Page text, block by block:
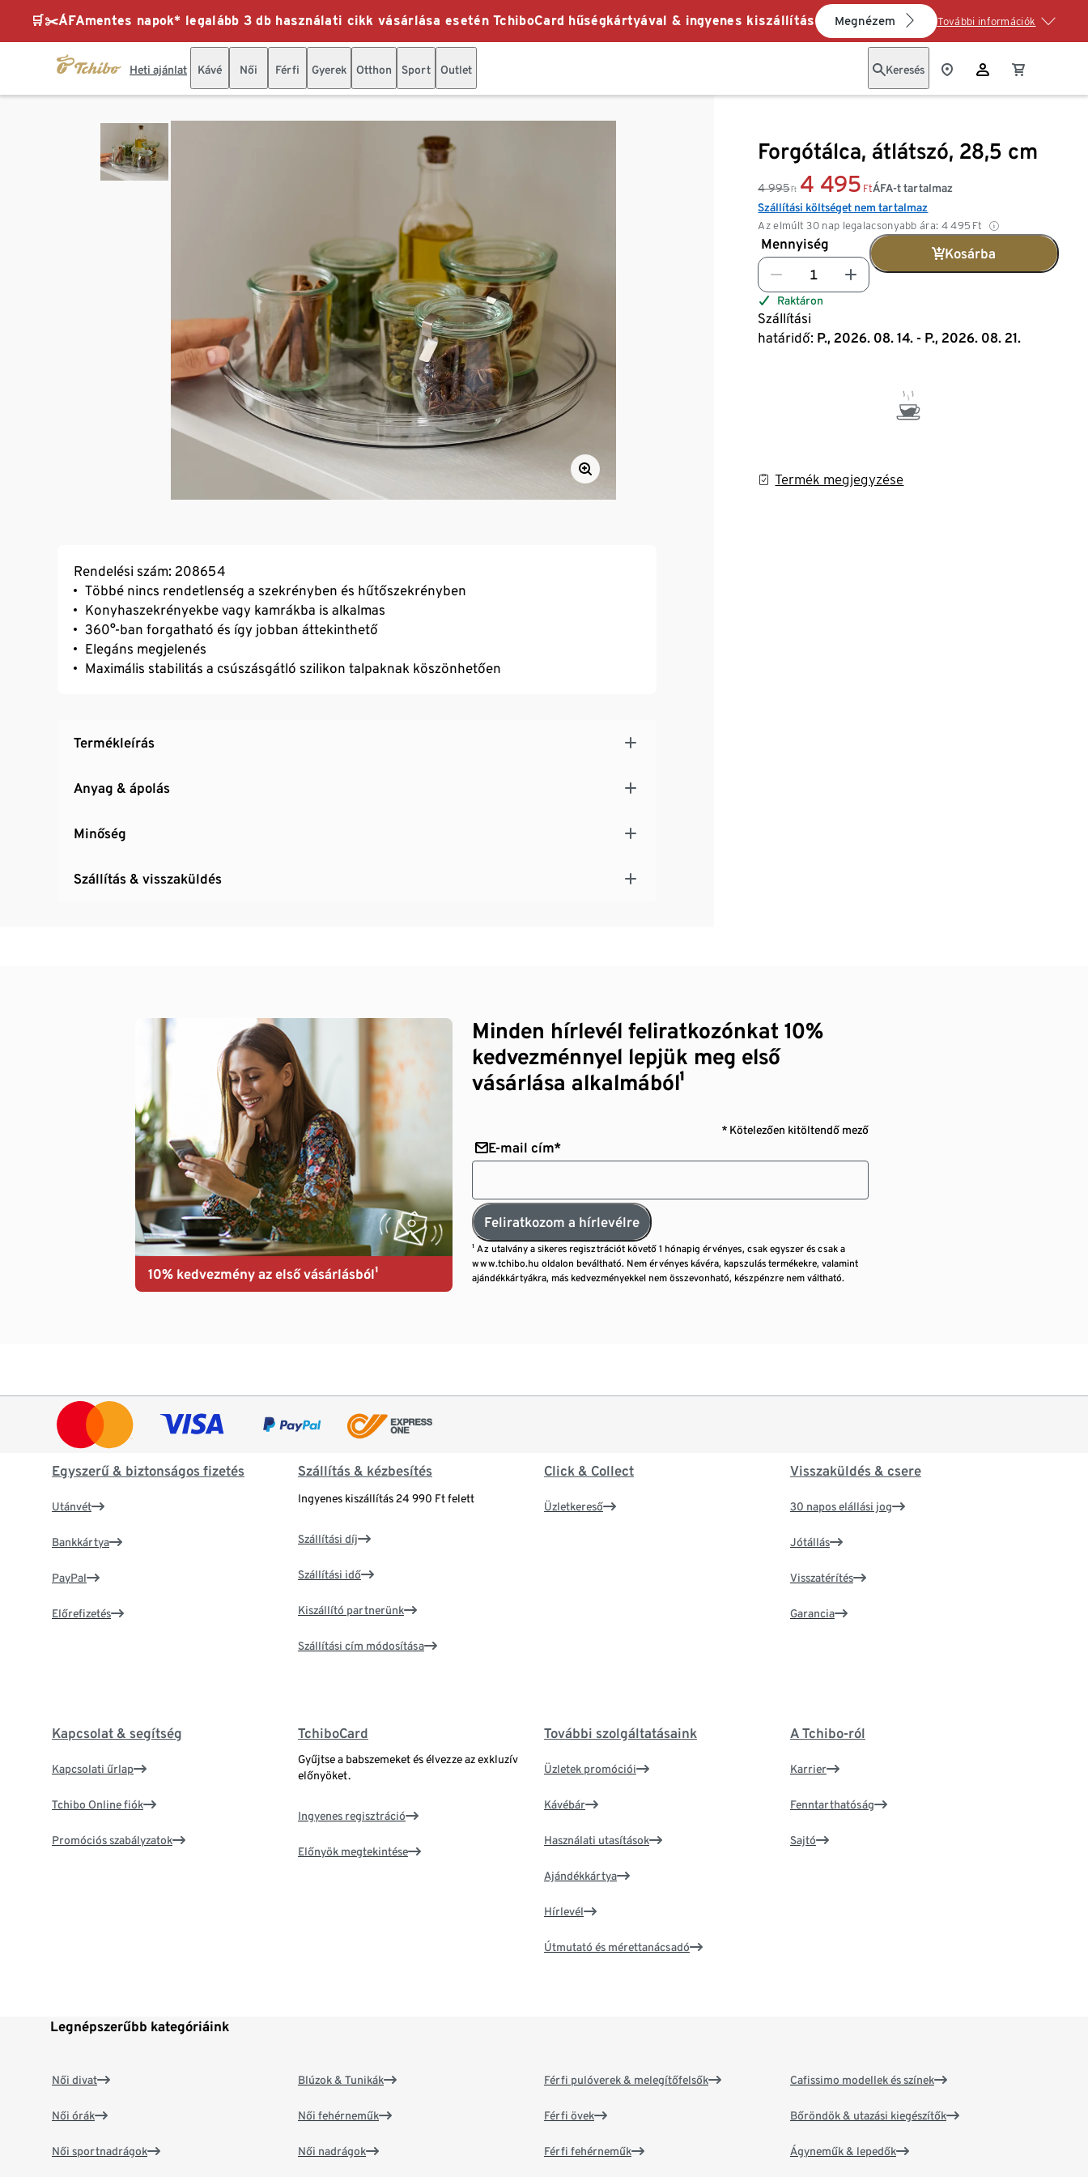
🛒✂️ÁFAmentes napok* legalább 3 db használati cikk vásárlása esetén TchiboCard hűségkártyával & ingyenes kiszállítás Megnézem További információk
Heti ajánlat Kávé Női Férfi Gyerek Otthon Sport Outlet Keresés
Forgótálca, átlátszó, 28,5 cm
4 995 Ft 4 495 Ft
Az elmúlt 30 nap legalacsonyabb ára: 4 495 Ft
ÁFA-t tartalmaz
Szállítási költséget nem tartalmaz
Mennyiség
Kosárba
Raktáron
Szállítási
határidő: P., 2026. 08. 14. - P., 2026. 08. 21.
Termék megjegyzése
Rendelési szám: 208654
Többé nincs rendetlenség a szekrényben és hűtőszekrényben
Konyhaszekrényekbe vagy kamrákba is alkalmas
360°-ban forgatható és így jobban áttekinthető
Elegáns megjelenés
Maximális stabilitás a csúszásgátló szilikon talpaknak köszönhetően
Termékleírás
Anyag & ápolás
Minőség
Szállítás & visszaküldés
10% kedvezmény az első vásárlásból¹
Minden hírlevél feliratkozónkat 10%
kedvezménnyel lepjük meg első
vásárlása alkalmából¹
* Kötelezően kitöltendő mező
E-mail cím*
Feliratkozom a hírlevélre
¹ Az utalvány a sikeres regisztrációt követő 1 hónapig érvényes, csak egyszer és csak a
www.tchibo.hu oldalon beváltható. Nem érvényes kávéra, kapszulás termékekre, valamint
ajándékkártyákra, más kedvezményekkel nem összevonható, készpénzre nem váltható.
Egyszerű & biztonságos fizetés
Utánvét
Bankkártya
PayPal
Előrefizetés
Szállítás & kézbesítés
Ingyenes kiszállítás 24 990 Ft felett
Szállítási díj
Szállítási idő
Kiszállító partnerünk
Szállítási cím módosítása
Click & Collect
Üzletkereső
Visszaküldés & csere
30 napos elállási jog
Jótállás
Visszatérítés
Garancia
Kapcsolat & segítség
Kapcsolati űrlap
Tchibo Online fiók
Promóciós szabályzatok
TchiboCard
Gyűjtse a babszemeket és élvezze az exkluzív
előnyöket.
Ingyenes regisztráció
Előnyök megtekintése
További szolgáltatásaink
Üzletek promóciói
Kávébár
Használati utasítások
Ajándékkártya
Hírlevél
Útmutató és mérettanácsadó
A Tchibo-ról
Karrier
Fenntarthatóság
Sajtó
Legnépszerűbb kategóriáink
Női divat
Női órák
Női sportnadrágok
Blúzok & Tunikák
Női fehérneműk
Női nadrágok
Férfi pulóverek & melegítőfelsők
Férfi övek
Férfi fehérneműk
Cafissimo modellek és színek
Bőröndök & utazási kiegészítők
Ágyneműk & lepedők